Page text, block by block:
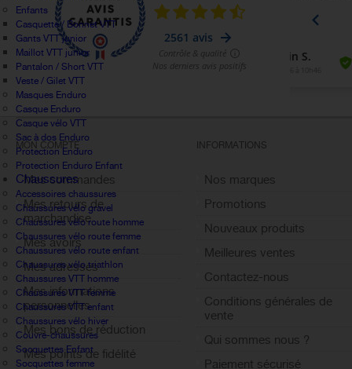
Enfants
Casquette / Bonnet VTT
Gants VTT junior
Maillot VTT junior
Pantalon / Short VTT
Veste / Gilet VTT
Masques Enduro
Casque Enduro
Casque vélo VTT
Sac à dos Enduro
Protection Enduro
Protection Enduro Enfant
Chaussures
Accessoires chaussures
Chaussures vélo gravel
Chaussures vélo route homme
Chaussures vélo route femme
Chaussures vélo route enfant
Chaussures vélo triathlon
Chaussures VTT homme
Chaussures VTT femme
Chaussures VTT enfant
Chaussures vélo hiver
Couvre-chaussures
Socquettes Enfant
Socquettes femme
MON COMPTE
Mes commandes
Mes retours de
marchandise
Mes avoirs
Mes adresses
Mes informations
personnelles
Mes bons de réduction
Mes points de fidélité
INFORMATIONS
Nos marques
Promotions
Nouveaux produits
Meilleures ventes
Contactez-nous
Conditions générales de
vente
Qui sommes nous ?
Paiement sécurisé